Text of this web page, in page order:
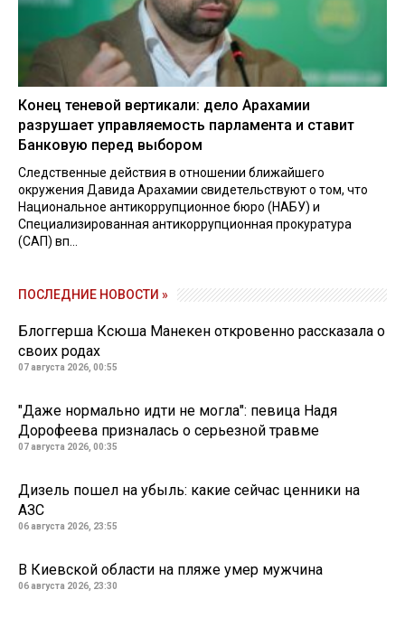
Конец теневой вертикали: дело Арахамии
разрушает управляемость парламента и ставит
Банковую перед выбором
Следственные действия в отношении ближайшего
окружения Давида Арахамии свидетельствуют о том, что
Национальное антикоррупционное бюро (НАБУ) и
Специализированная антикоррупционная прокуратура
(САП) вп...
ПОСЛЕДНИЕ НОВОСТИ »
Блоггерша Ксюша Манекен откровенно рассказала о
своих родах
07 августа 2026, 00:55
"Даже нормально идти не могла": певица Надя
Дорофеева призналась о серьезной травме
07 августа 2026, 00:35
Дизель пошел на убыль: какие сейчас ценники на
АЗС
06 августа 2026, 23:55
В Киевской области на пляже умер мужчина
06 августа 2026, 23:30